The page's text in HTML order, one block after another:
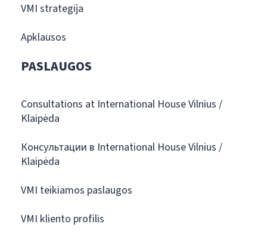
VMI strategija
Apklausos
PASLAUGOS
Consultations at International House Vilnius /
Klaipėda
Консультации в International House Vilnius /
Klaipėda
VMI teikiamos paslaugos
VMI kliento profilis